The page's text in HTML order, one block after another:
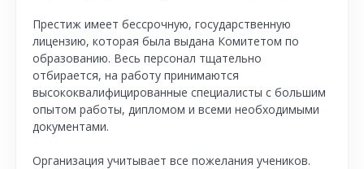
Престиж имеет бессрочную, государственную
лицензию, которая была выдана Комитетом по
образованию. Весь персонал тщательно
отбирается, на работу принимаются
высококвалифицированные специалисты с большим
опытом работы, дипломом и всеми необходимыми
документами.
Организация учитывает все пожелания учеников.